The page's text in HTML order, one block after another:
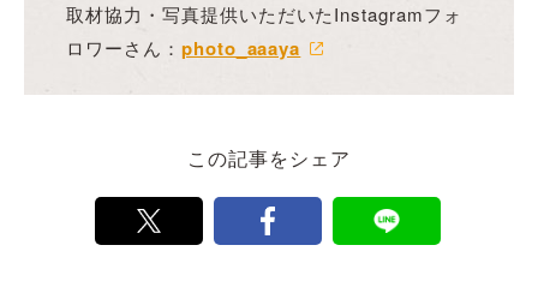
取材協力・写真提供いただいたInstagramフォ
ロワーさん： photo_aaaya
この記事をシェア